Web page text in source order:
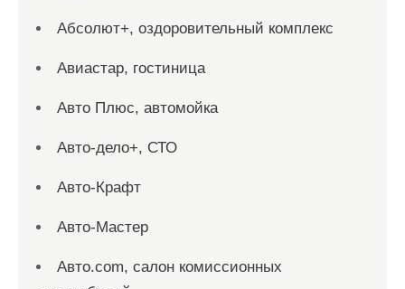
Абсолют+, оздоровительный комплекс
Авиастар, гостиница
Авто Плюс, автомойка
Авто-дело+, СТО
Авто-Крафт
Авто-Мастер
Авто.com, салон комиссионных